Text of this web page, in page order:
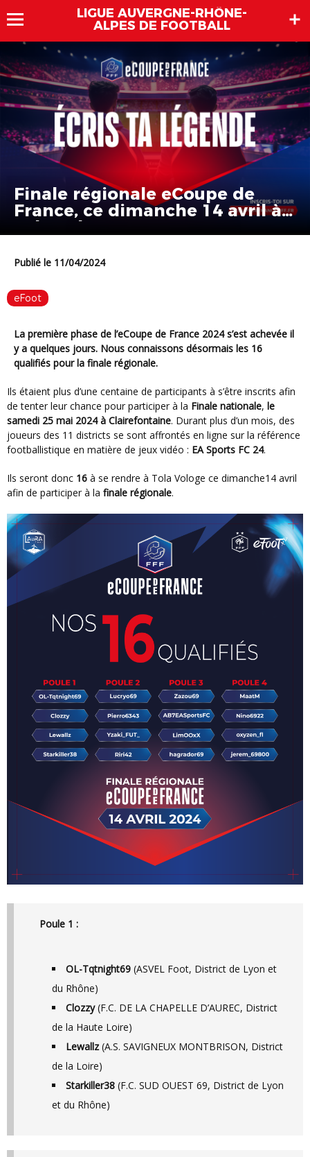
LIGUE AUVERGNE-RHÔNE-
ALPES DE FOOTBALL
Finale régionale eCoupe de
France, ce dimanche 14 avril à
Tola Vologe
Publié le 11/04/2024
eFoot
La première phase de l’eCoupe de France 2024 s’est achevée il
y a quelques jours. Nous connaissons désormais les 16
qualifiés pour la finale régionale.
Ils étaient plus d’une centaine de participants à s’être inscrits afin
de tenter leur chance pour participer à la Finale nationale, le
samedi 25 mai 2024 à Clairefontaine. Durant plus d’un mois, des
joueurs des 11 districts se sont affrontés en ligne sur la référence
footballistique en matière de jeux vidéo : EA Sports FC 24.
Ils seront donc 16 à se rendre à Tola Vologe ce dimanche14 avril
afin de participer à la finale régionale.
Poule 1 :
OL-Tqtnight69 (ASVEL Foot, District de Lyon et
du Rhône)
Clozzy(F.C. DE LA CHAPELLE D’AUREC, District
de la Haute Loire)
Lewallz(A.S. SAVIGNEUX MONTBRISON, District
de la Loire)
Starkiller38 (F.C. SUD OUEST 69, District de Lyon
et du Rhône)